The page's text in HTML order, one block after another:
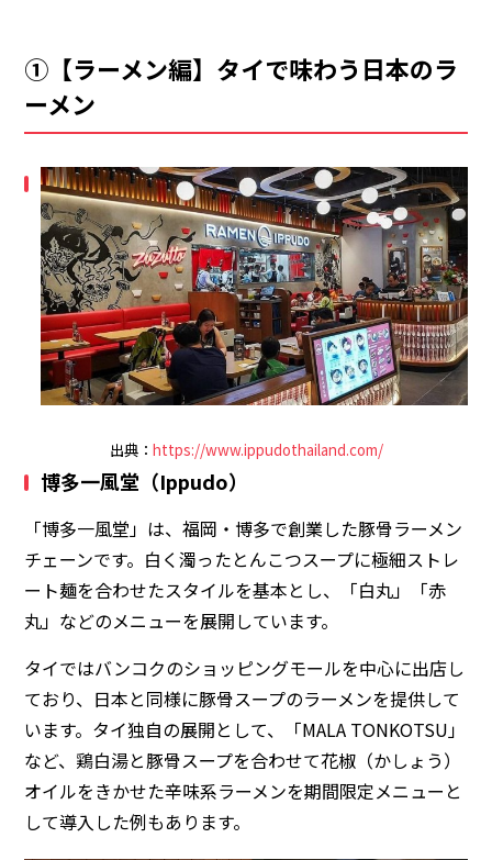
①【ラーメン編】タイで味わう日本のラ
ーメン
出典： https://www.ippudothailand.com/
博多一風堂（Ippudo）
「博多一風堂」は、福岡・博多で創業した豚骨ラーメン
チェーンです。白く濁ったとんこつスープに極細ストレ
ート麺を合わせたスタイルを基本とし、「白丸」「赤
丸」などのメニューを展開しています。
タイではバンコクのショッピングモールを中心に出店し
ており、日本と同様に豚骨スープのラーメンを提供して
います。タイ独自の展開として、「MALA TONKOTSU」
など、鶏白湯と豚骨スープを合わせて花椒（かしょう）
オイルをきかせた辛味系ラーメンを期間限定メニューと
して導入した例もあります。